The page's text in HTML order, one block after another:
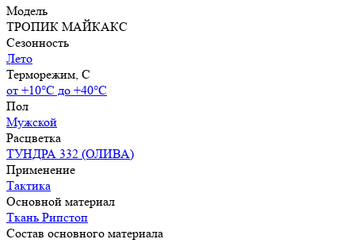
Модель
ТРОПИК МАЙКАКС
Сезонность
Лето
Терморежим, C
от +10°С до +40°С
Пол
Мужской
Расцветка
ТУНДРА 332 (ОЛИВА)
Применение
Тактика
Основной материал
Ткань Рипстоп
Состав основного материала